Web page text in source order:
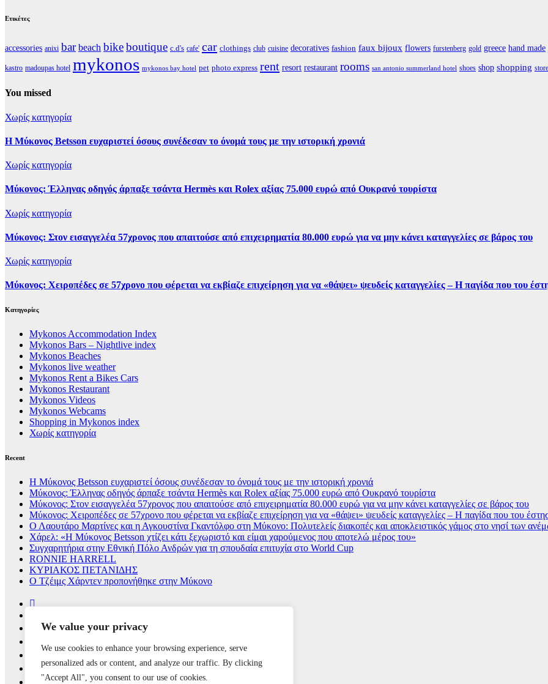
We value your privacy
We use cookies to enhance your browsing experience, serve
personalized ads or content, and analyze our traffic. By clicking
"Accept All", you consent to our use of cookies.
Ετικέτες
accessories anixi bar beach bikeboutique c.d's cafe' car clothings club cuisine decoratives fashion faux bijoux flowers furstenberg gold greece hand made
kastro madoupas hotel mykonos mykonos bay hotel pet photo express rent resort restaurant rooms san antonio summerland hotel shoes shop shopping store
You missed
Χωρίς κατηγορία
Η Μύκονος Betsson ευχαριστεί όσους συνέδεσαν το όνομά τους με την ιστορική χρονιά
Χωρίς κατηγορία
Μύκονος: Έλληνας οδηγός άρπαξε τσάντα Hermès και Rolex αξίας 75.000 ευρώ από Ουκρανό τουρίστα
Χωρίς κατηγορία
Μύκονος: Στον εισαγγελέα 57χρονος που απαιτούσε από επιχειρηματία 80.000 ευρώ για να μην κάνει καταγγελίες σε βάρος του
Χωρίς κατηγορία
Μύκονος: Χειροπέδες σε 57χρονο που φέρεται να εκβίαζε επιχείρηση για να «θάψει» ψευδείς καταγγελίες – Η παγίδα που του
Kατηγορίες
Mykonos Accommodation Index
Mykonos Bars – Nightlive index
Mykonos Beaches
Mykonos live weather
Mykonos Rent a Bikes Cars
Mykonos Restaurant
Mykonos Videos
Mykonos Webcams
Shopping in Mykonos index
Χωρίς κατηγορία
Recent
Η Μύκονος Betsson ευχαριστεί όσους συνέδεσαν το όνομά τους με την ιστορική χρονιά
Μύκονος: Έλληνας οδηγός άρπαξε τσάντα Hermès και Rolex αξίας 75.000 ευρώ από Ουκρανό τουρίστα
Μύκονος: Στον εισαγγελέα 57χρονος που απαιτούσε από επιχειρηματία 80.000 ευρώ για να μην κάνει καταγγελίες σε βάρος του
Μύκονος: Χειροπέδες σε 57χρονο που φέρεται να εκβίαζε επιχείρηση για να «θάψει» ψευδείς καταγγελίες – Η παγίδα που του
Ο Λαουτάρο Μαρτίνες και η Αγκουστίνα Γκαντόλφο στη Μύκονο: Πολυτελείς διακοπές και αποκλειστικός γάμος στο νησί των
Χάρελ: «Η Μύκονος Betsson χτίζει κάτι ξεχωριστό και είμαι χαρούμενος που αποτελώ μέρος του»
Συγχαρητήρια στην Εθνική Πόλο Ανδρών για τη σπουδαία επιτυχία στο World Cup
RONNIE HARRELL
ΚΥΡΙΑΚΟΣ ΠΕΤΑΝΙΔΗΣ
Ο Τζέιμς Χάρντεν προπονήθηκε στην Μύκονο